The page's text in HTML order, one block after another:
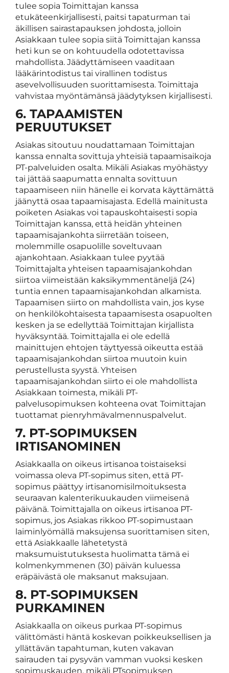
tulee sopia Toimittajan kanssa
etukäteenkirjallisesti, paitsi tapaturman tai
äkillisen sairastapauksen johdosta, jolloin
Asiakkaan tulee sopia siitä Toimittajan kanssa
heti kun se on kohtuudella odotettavissa
mahdollista. Jäädyttämiseen vaaditaan
lääkärintodistus tai virallinen todistus
asevelvollisuuden suorittamisesta. Toimittaja
vahvistaa myöntämänsä jäädytyksen kirjallisesti.
6. TAPAAMISTEN
PERUUTUKSET
Asiakas sitoutuu noudattamaan Toimittajan
kanssa ennalta sovittuja yhteisiä tapaamisaikoja
PT-palveluiden osalta. Mikäli Asiakas myöhästyy
tai jättää saapumatta ennalta sovittuun
tapaamiseen niin hänelle ei korvata käyttämättä
jäänyttä osaa tapaamisajasta. Edellä mainitusta
poiketen Asiakas voi tapauskohtaisesti sopia
Toimittajan kanssa, että heidän yhteinen
tapaamisajankohta siirretään toiseen,
molemmille osapuolille soveltuvaan
ajankohtaan. Asiakkaan tulee pyytää
Toimittajalta yhteisen tapaamisajankohdan
siirtoa viimeistään kaksikymmentäneljä (24)
tuntia ennen tapaamisajankohdan alkamista.
Tapaamisen siirto on mahdollista vain, jos kyse
on henkilökohtaisesta tapaamisesta osapuolten
kesken ja se edellyttää Toimittajan kirjallista
hyväksyntää. Toimittajalla ei ole edellä
mainittujen ehtojen täyttyessä oikeutta estää
tapaamisajankohdan siirtoa muutoin kuin
perustellusta syystä. Yhteisen
tapaamisajankohdan siirto ei ole mahdollista
Asiakkaan toimesta, mikäli PT-
palvelusopimuksen kohteena ovat Toimittajan
tuottamat pienryhmävalmennuspalvelut.
7. PT-SOPIMUKSEN
IRTISANOMINEN
Asiakkaalla on oikeus irtisanoa toistaiseksi
voimassa oleva PT-sopimus siten, että PT-
sopimus päättyy irtisanomisilmoituksesta
seuraavan kalenterikuukauden viimeisenä
päivänä. Toimittajalla on oikeus irtisanoa PT-
sopimus, jos Asiakas rikkoo PT-sopimustaan
laiminlyömällä maksujensa suorittamisen siten,
että Asiakkaalle lähetetystä
maksumuistutuksesta huolimatta tämä ei
kolmenkymmenen (30) päivän kuluessa
eräpäivästä ole maksanut maksujaan.
8. PT-SOPIMUKSEN
PURKAMINEN
Asiakkaalla on oikeus purkaa PT-sopimus
välittömästi häntä koskevan poikkeuksellisen ja
yllättävän tapahtuman, kuten vakavan
sairauden tai pysyvän vamman vuoksi kesken
sopimuskauden, mikäli PTsopimuksen